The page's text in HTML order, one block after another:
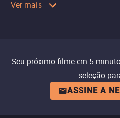
Ver mais
Seu próximo filme em 5
seleção
ASSINE A